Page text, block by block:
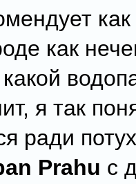
как
как
я так
ради
Prahu c